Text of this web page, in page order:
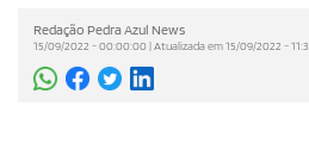
Redação Pedra Azul News
15/09/2022 - 00:00:00 | Atualizada em 15/09/2022 -